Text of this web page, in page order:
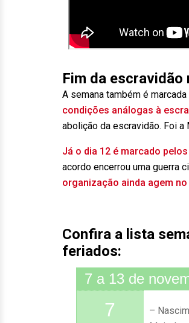
Fim da escravidão
A semana também é
condições análogas à
abolição da escravidão. Foi a
Já o dia 12 é marcado
acordo encerrou uma guerra
organização ainda agem no
Confira a lista
feriados:
7 a 13 de
7